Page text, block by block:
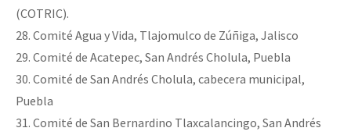
(COTRIC).
28. Comité Agua y Vida, Tlajomulco de Zúñiga, Jalisco
29. Comité de Acatepec, San Andrés Cholula, Puebla
30. Comité de San Andrés Cholula, cabecera municipal,
Puebla
31. Comité de San Bernardino Tlaxcalancingo, San Andrés